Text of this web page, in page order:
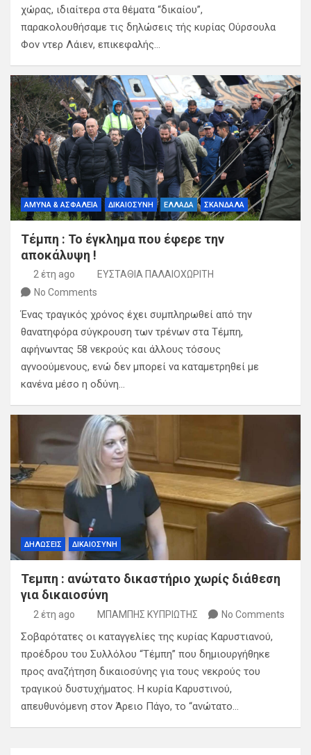
χώρας, ιδιαίτερα στα θέματα “δικαίου”,
παρακολουθήσαμε τις δηλώσεις τής κυρίας Ούρσουλα
Φον ντερ Λάιεν, επικεφαλής…
ΑΜΥΝΑ & ΑΣΦΑΛΕΙΑ ΔΙΚΑΙΟΣΥΝΗ ΕΛΛΑΔΑ ΣΚΑΝΔΑΛΑ
Τέμπη : Το έγκλημα που έφερε την
αποκάλυψη !
2 έτη ago
ΕΥΣΤΑΘΙΑ ΠΑΛΑΙΟΧΩΡΙΤΗ
No Comments
Ένας τραγικός χρόνος έχει συμπληρωθεί από την
θανατηφόρα σύγκρουση των τρένων στα Τέμπη,
αφήνωντας 58 νεκρούς και άλλους τόσους
αγνοούμενους, ενώ δεν μπορεί να καταμετρηθεί με
κανένα μέσο η οδύνη…
ΔΗΛΩΣΕΙΣ ΔΙΚΑΙΟΣΥΝΗ
Τεμπη : ανώτατο δικαστήριο χωρίς διάθεση
για δικαιοσύνη
2 έτη ago ΜΠΑΜΠΗΣ ΚΥΠΡΙΩΤΗΣ No Comments
Σοβαρότατες οι καταγγελίες της κυρίας Καρυστιανού,
προέδρου του Συλλόλου “Τέμπη” που δημιουργήθηκε
προς αναζήτηση δικαιοσύνης για τους νεκρούς του
τραγικού δυστυχήματος. Η κυρία Καρυστινού,
απευθυνόμενη στον Άρειο Πάγο, το “ανώτατο…